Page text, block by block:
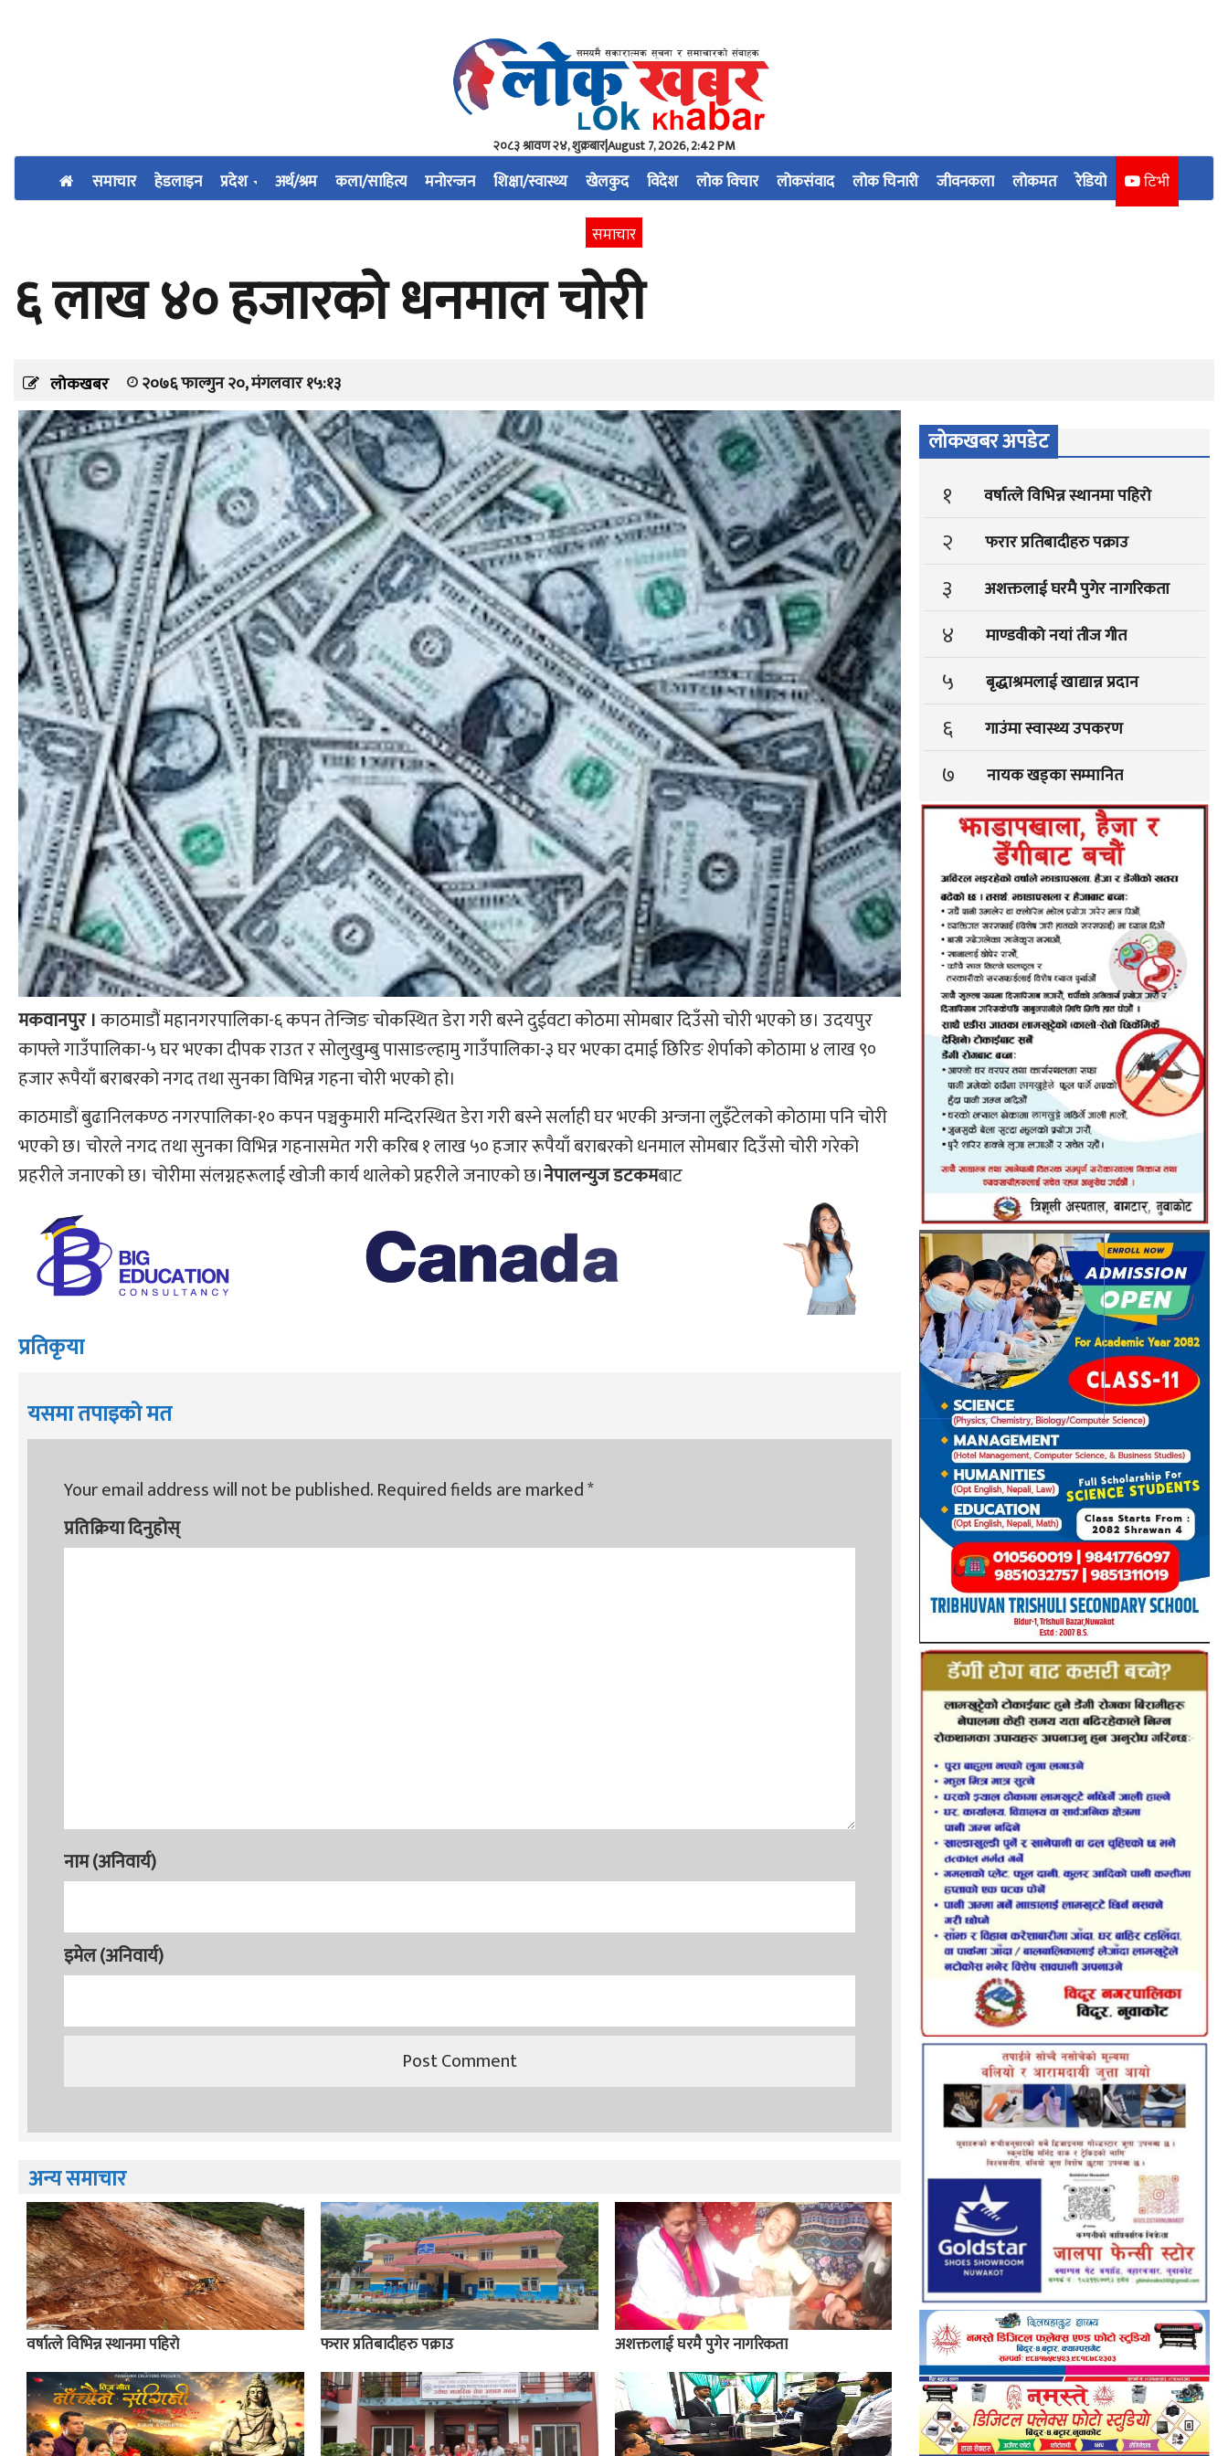
२०८३ श्रावण २४, शुक्रबार|August 7, 2026, 2:42 PM
समाचार हेडलाइन प्रदेश अर्थ/श्रम कला/साहित्य मनोरन्जन शिक्षा/स्वास्थ्य खेलकुद विदेश लोक विचार लोकसंवाद लोक चिनारी जीवनकला लोकमत रेडियो टिभी
समाचार
६ लाख ४० हजारको धनमाल चोरी
लोकखबर २०७६ फाल्गुन २०, मंगलवार १५:१३
मकवानपुर ।काठमाडौं महानगरपालिका-६ कपन तेन्जिङ चोकस्थित डेरा गरी बस्ने दुईवटा कोठमा सोमबार दिउँसो चोरी भएको छ। उदयपुर
काफ्ले गाउँपालिका-५ घर भएका दीपक राउत र सोलुखुम्बु पासाङल्हामु गाउँपालिका-३ घर भएका दमाई छिरिङ शेर्पाको कोठामा ४ लाख ९०
हजार रूपैयाँ बराबरको नगद तथा सुनका विभिन्न गहना चोरी भएको हो।
काठमाडौं बुढानिलकण्ठ नगरपालिका-१० कपन पञ्चकुमारी मन्दिरस्थित डेरा गरी बस्ने सर्लाही घर भएकी अन्जना लुइँटेलको कोठामा पनि चोरी
भएको छ। चोरले नगद तथा सुनका विभिन्न गहनासमेत गरी करिब १ लाख ५० हजार रूपैयाँ बराबरको धनमाल सोमबार दिउँसो चोरी गरेको
प्रहरीले जनाएको छ। चोरीमा संलग्नहरूलाई खोजी कार्य थालेको प्रहरीले जनाएको छ।नेपालन्युज डटकमबाट
प्रतिकृया
यसमा तपाइको मत
Your email address will not be published.Required fields are marked*
प्रतिक्रिया दिनुहोस्
नाम (अनिवार्य)
इमेल (अनिवार्य)
अन्य समाचार
वर्षात्ले विभिन्न स्थानमा पहिरो फरार प्रतिबादीहरु पक्राउ अशक्तलाई घरमै पुगेर नागरिकता
लोकखबर अपडेट
१ वर्षात्ले विभिन्न स्थानमा पहिरो
२ फरार प्रतिबादीहरु पक्राउ
३ अशक्तलाई घरमै पुगेर नागरिकता
४ माण्डवीको नयां तीज गीत
५ बृद्धाश्रमलाई खाद्यान्न प्रदान
६ गाउंमा स्वास्थ्य उपकरण
७ नायक खड्का सम्मानित